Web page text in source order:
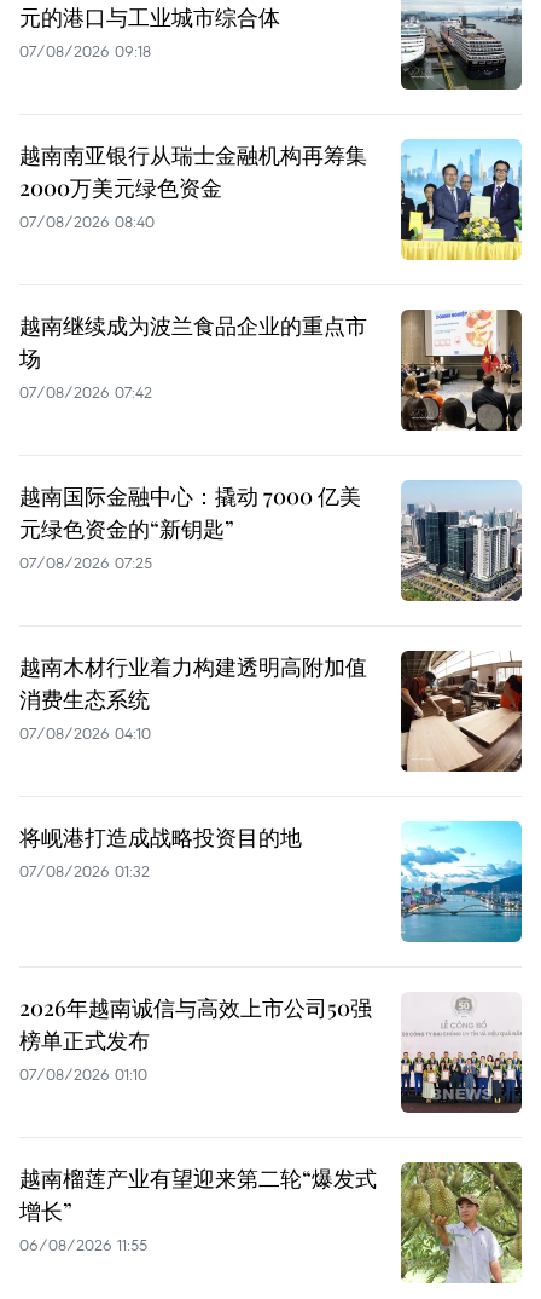
元的港口与工业城市综合体
07/08/2026 09:18
越南南亚银行从瑞士金融机构再筹集
2000万美元绿色资金
07/08/2026 08:40
越南继续成为波兰食品企业的重点市
场
07/08/2026 07:42
越南国际金融中心：撬动 7000 亿美
元绿色资金的“新钥匙”
07/08/2026 07:25
越南木材行业着力构建透明高附加值
消费生态系统
07/08/2026 04:10
将岘港打造成战略投资目的地
07/08/2026 01:32
2026年越南诚信与高效上市公司50强
榜单正式发布
07/08/2026 01:10
越南榴莲产业有望迎来第二轮“爆发式
增长”
06/08/2026 11:55